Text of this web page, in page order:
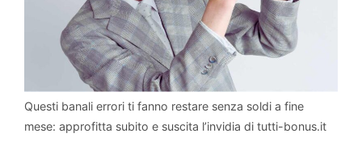
Questi banali errori ti fanno restare senza soldi a fine
mese: approfitta subito e suscita l’invidia di tutti-bonus.it